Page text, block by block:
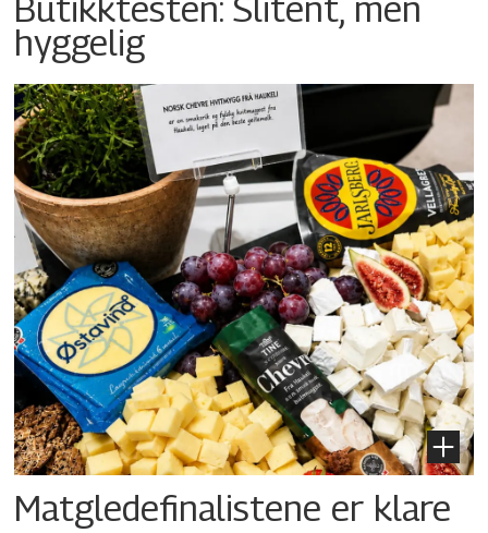
Butikktesten: Slitent, men
hyggelig
Matgledefinalistene er klare